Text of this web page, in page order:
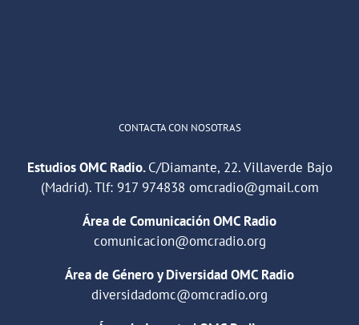
CONTACTA CON NOSOTRAS
Estudios OMC Radio.C/Diamante, 22. Villaverde Bajo
(Madrid). Tlf: 917 974838 omcradio@gmail.com
Área de Comunicación OMC Radio
comunicacion@omcradio.org
Área de Género y Diversidad OMC Radio
diversidadomc@omcradio.org